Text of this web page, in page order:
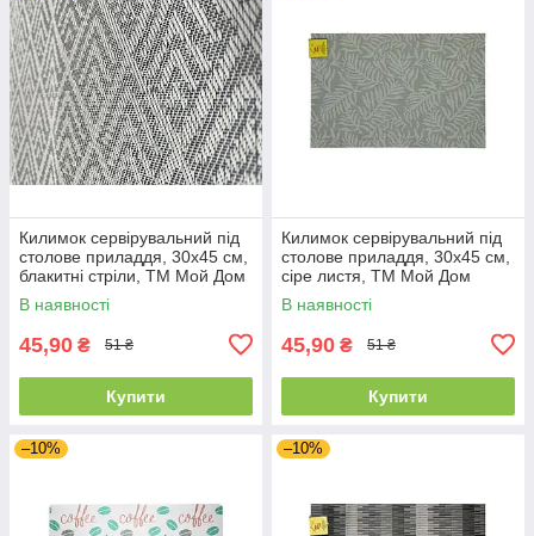
Килимок сервірувальний під
столове приладдя, 30х45 см,
блакитні стріли, ТМ Мой Дом
01435
В наявності
45,90 ₴ 51 ₴
Купити
Килимок сервірувальний під
столове приладдя, 30х45 см,
сіре листя, ТМ Мой Дом
01441
В наявності
45,90 ₴ 51 ₴
Купити
–10% –10%